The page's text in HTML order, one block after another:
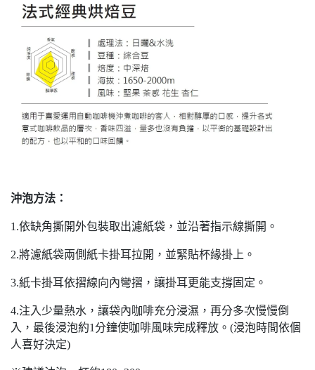
沖泡方法：
1.依缺角撕開外包裝取出濾紙袋，並沿著指示線撕開。
2.將濾紙袋兩側紙卡掛耳拉開，並緊貼杯緣掛上。
3.紙卡掛耳依摺線向內彎摺，讓掛耳更能支撐固定。
4.注入少量熱水，讓袋內咖啡充分浸濕，再分多次慢慢倒
入，最後浸泡約1分鐘使咖啡風味完成釋放。(浸泡時間依個
人喜好決定)